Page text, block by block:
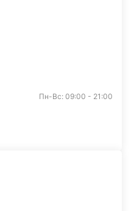
Пн-Вс: 09:00 - 21:00